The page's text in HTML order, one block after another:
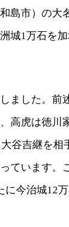
島市）の大
城1万石を
ました。前
高虎は徳川
谷吉継を相
ています。
今治城12